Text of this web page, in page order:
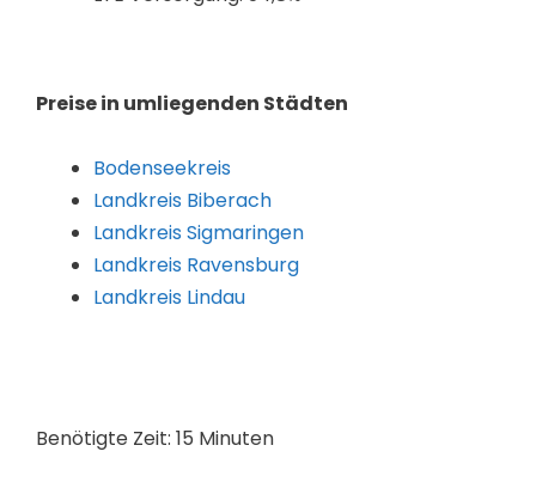
Preise in umliegenden Städten
Bodenseekreis
Landkreis Biberach
Landkreis Sigmaringen
Landkreis Ravensburg
Landkreis Lindau
Benötigte Zeit: 15 Minuten